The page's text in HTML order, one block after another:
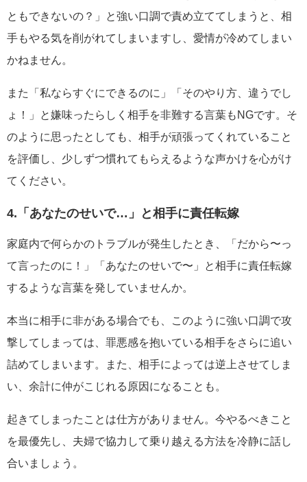
ともできないの？」と強い口調で責め立ててしまうと、相
手もやる気を削がれてしまいますし、愛情が冷めてしまい
かねません。
また「私ならすぐにできるのに」「そのやり方、違うでし
ょ！」と嫌味ったらしく相手を非難する言葉もNGです。そ
のように思ったとしても、相手が頑張ってくれていること
を評価し、少しずつ慣れてもらえるような声かけを心がけ
てください。
4.「あなたのせいで…」と相手に責任転嫁
家庭内で何らかのトラブルが発生したとき、「だから〜っ
て言ったのに！」「あなたのせいで〜」と相手に責任転嫁
するような言葉を発していませんか。
本当に相手に非がある場合でも、このように強い口調で攻
撃してしまっては、罪悪感を抱いている相手をさらに追い
詰めてしまいます。また、相手によっては逆上させてしま
い、余計に仲がこじれる原因になることも。
起きてしまったことは仕方がありません。今やるべきこと
を最優先し、夫婦で協力して乗り越える方法を冷静に話し
合いましょう。